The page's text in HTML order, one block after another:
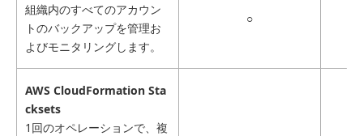
組織内のすべてのアカウン
トのバックアップを管理お
よびモニタリングします。
○
AWS CloudFormation Sta
cksets
1回のオペレーションで、複